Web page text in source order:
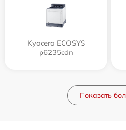
Kyocera ECOSYS
p6235cdn
Показать